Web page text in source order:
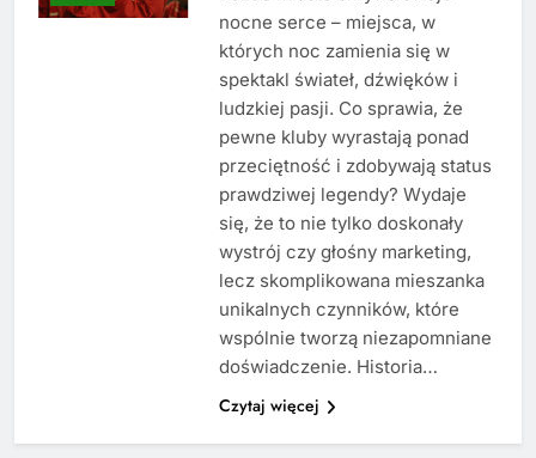
nocne serce – miejsca, w
których noc zamienia się w
spektakl świateł, dźwięków i
ludzkiej pasji. Co sprawia, że
pewne kluby wyrastają ponad
przeciętność i zdobywają status
prawdziwej legendy? Wydaje
się, że to nie tylko doskonały
wystrój czy głośny marketing,
lecz skomplikowana mieszanka
unikalnych czynników, które
wspólnie tworzą niezapomniane
doświadczenie. Historia…
Czytaj więcej